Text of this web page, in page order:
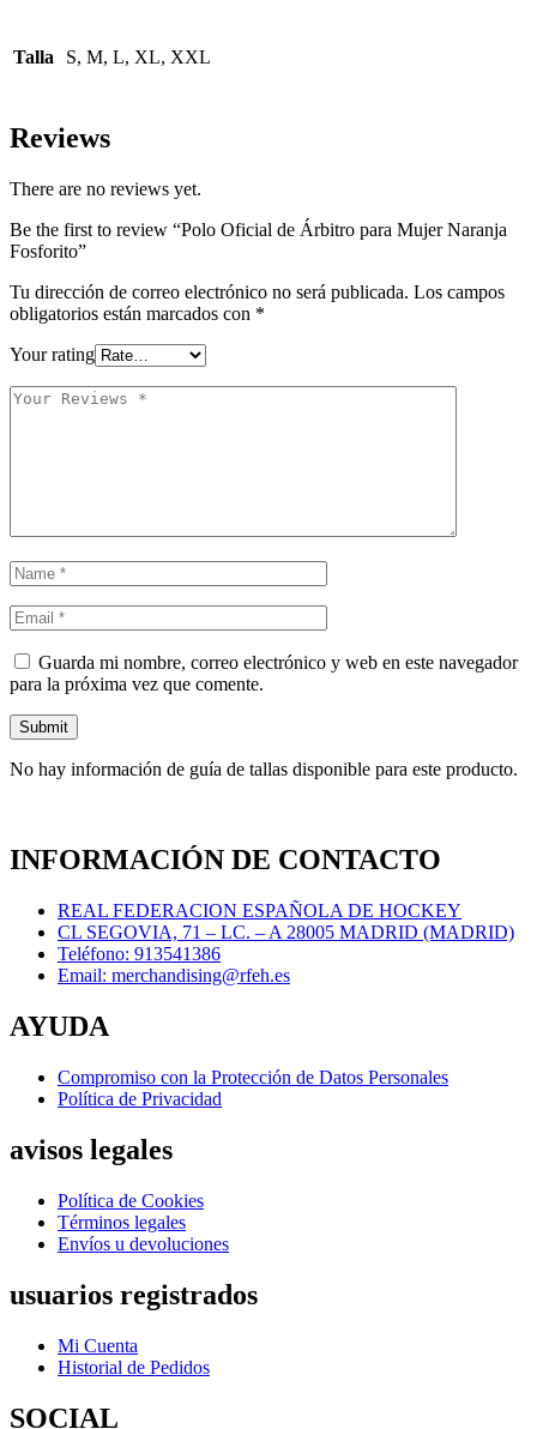
Talla S, M, L, XL, XXL
Reviews
There are no reviews yet.
Be the first to review “Polo Oficial de Árbitro para Mujer Naranja
Fosforito”
Tu dirección de correo electrónico no será publicada. Los campos
obligatorios están marcados con *
Your rating
Guarda mi nombre, correo electrónico y web en este navegador
para la próxima vez que comente.
No hay información de guía de tallas disponible para este producto.
INFORMACIÓN DE CONTACTO
REAL FEDERACION ESPAÑOLA DE HOCKEY
CL SEGOVIA, 71 – LC. – A 28005 MADRID (MADRID)
Teléfono: 913541386
Email: merchandising@rfeh.es
AYUDA
Compromiso con la Protección de Datos Personales
Política de Privacidad
avisos legales
Política de Cookies
Términos legales
Envíos u devoluciones
usuarios registrados
Mi Cuenta
Historial de Pedidos
SOCIAL